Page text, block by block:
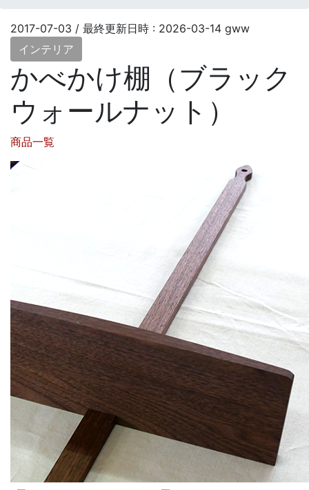
2017-07-03 / 最終更新日時 : 2026-03-14 gww
インテリア
かべかけ棚（ブラック
ウォールナット）
商品一覧